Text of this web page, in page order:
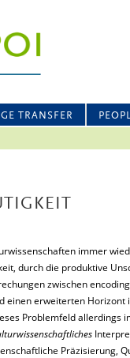
TRANSFER
immer
durch die produktive
zwischen
einen erweiterten Horizont
Problemfeld allerdings
Präzisierung,